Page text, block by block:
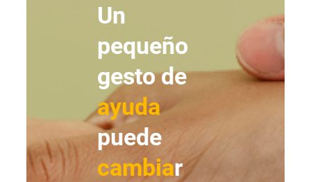
Un
pequeño
gesto de
ayuda
puede
cambiar